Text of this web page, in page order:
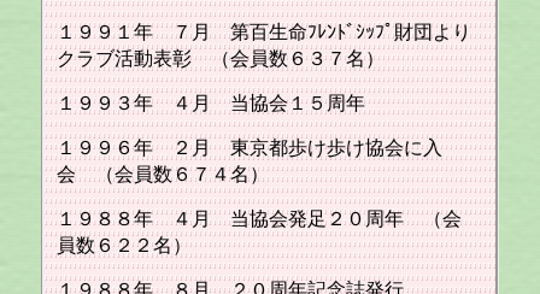
１９９１年 ７月 第百生命ﾌﾚﾝﾄﾞｼｯﾌﾟ財団より
クラブ活動表彰 （会員数６３７名）
１９９３年 ４月 当協会１５周年
１９９６年 ２月 東京都歩け歩け協会に入
会 （会員数６７４名）
１９８８年 ４月 当協会発足２０周年 （会
員数６２２名）
１９８８年 ８月 ２０周年記念誌発行